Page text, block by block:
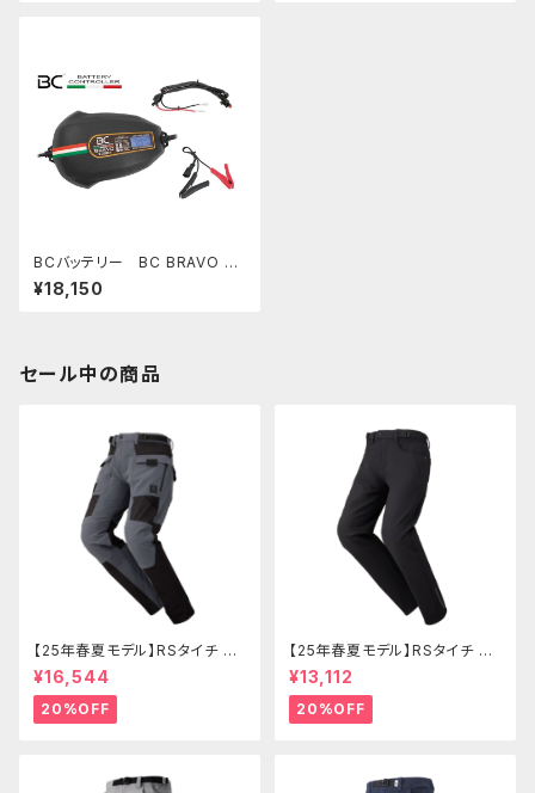
BCバッテリー BC BRAVO 20
00+ バッテリーチャージャー
＆テスター
¥18,150
セール中の商品
【25年春夏モデル】RSタイチ RS
Y272 クイックドライメッシュパ
ンツ
¥16,544
20%OFF
【25年春夏モデル】RSタイチ RS
Y271 クイックドライストレート
パンツ
¥13,112
20%OFF